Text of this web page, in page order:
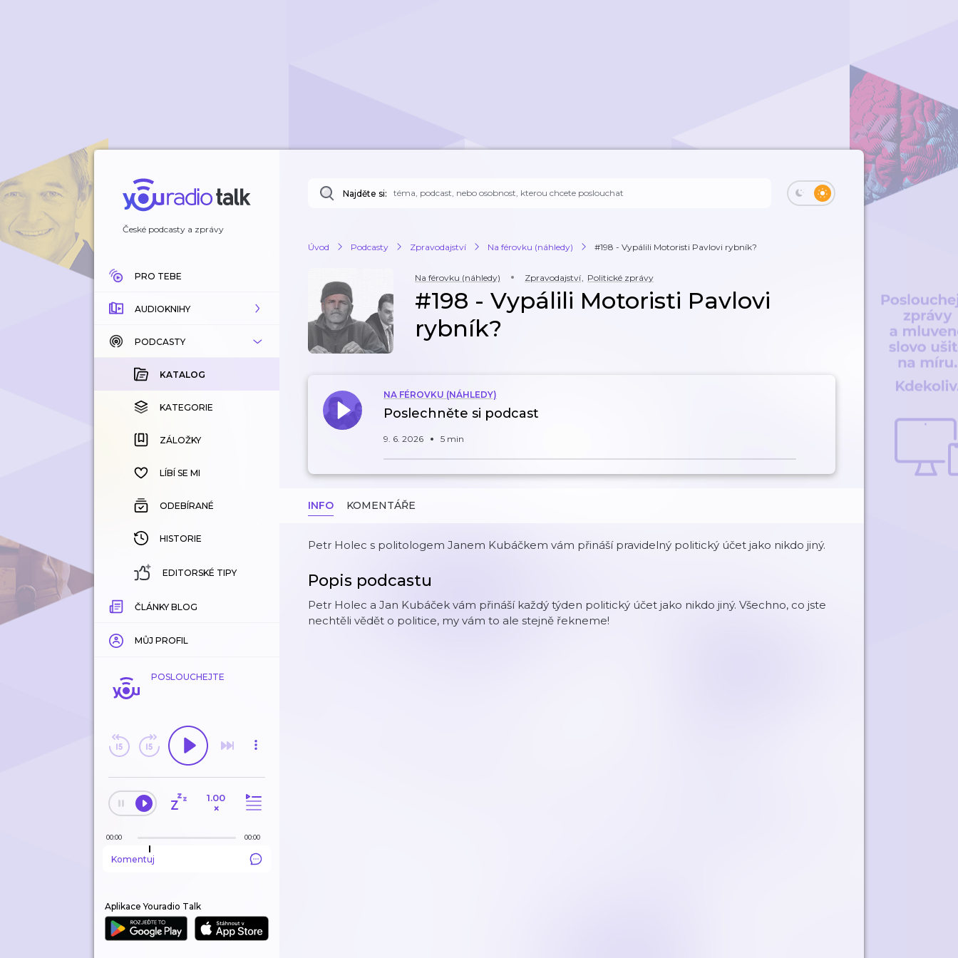
České podcasty a zprávy
PRO TEBE
AUDIOKNIHY
KATALOG
KOUPENÉ
KATEGORIE
ZÁLOŽKY
HISTORIE
PODCASTY
KATALOG
KATEGORIE
ZÁLOŽKY
LÍBÍ SE MI
ODEBÍRANÉ
HISTORIE
EDITORSKÉ TIPY
ČLÁNKY BLOG
MŮJ PROFIL
POSLOUCHEJTE
1.00
×
00:00 00:00
Komentuj
Aplikace Youradio Talk
Najděte si:
Úvod Podcasty Zpravodajství Na férovku (náhledy) #198 - Vypálili Motoristi Pavlovi rybník?
Na férovku (náhledy) Zpravodajství, Politické zprávy
#198 - Vypálili Motoristi Pavlovi
rybník?
NA FÉROVKU (NÁHLEDY)
Poslechněte si podcast
9. 6. 2026 5 min
INFO KOMENTÁŘE
Petr Holec s politologem Janem Kubáčkem vám přináší pravidelný politický účet jako nikdo jiný.
Popis podcastu
Petr Holec a Jan Kubáček vám přináší každý týden politický účet jako nikdo jiný. Všechno, co jste
nechtěli vědět o politice, my vám to ale stejně řekneme!